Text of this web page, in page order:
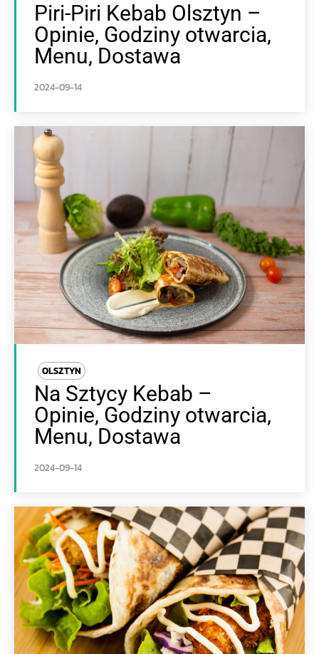
Piri-Piri Kebab Olsztyn –
Opinie, Godziny otwarcia,
Menu, Dostawa
2024-09-14
OLSZTYN
Na Sztycy Kebab –
Opinie, Godziny otwarcia,
Menu, Dostawa
2024-09-14